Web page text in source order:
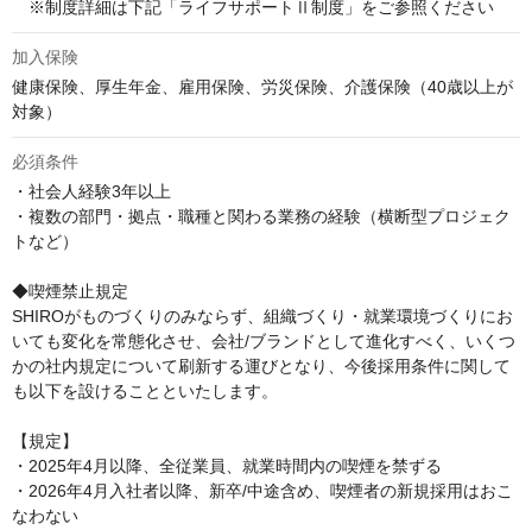
※制度詳細は下記「ライフサポートⅡ制度」をご参照ください
加入保険
健康保険、厚生年金、雇用保険、労災保険、介護保険（40歳以上が
対象）
必須条件
・社会人経験3年以上
・複数の部門・拠点・職種と関わる業務の経験（横断型プロジェク
トなど）
◆喫煙禁止規定
SHIROがものづくりのみならず、組織づくり・就業環境づくりにお
いても変化を常態化させ、会社/ブランドとして進化すべく、いくつ
かの社内規定について刷新する運びとなり、今後採用条件に関して
も以下を設けることといたします。
【規定】
・2025年4月以降、全従業員、就業時間内の喫煙を禁ずる
・2026年4月入社者以降、新卒/中途含め、喫煙者の新規採用はおこ
なわない